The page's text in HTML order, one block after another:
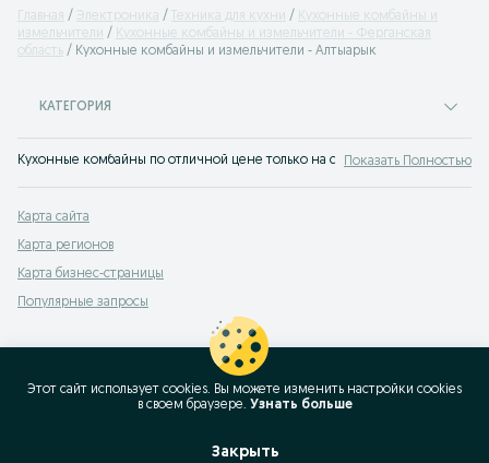
Главная Электроника Техника для кухни
Кухонные комбайны и
измельчители
Кухонные комбайны и измельчители - Ферганская
область
Кухонные комбайны и измельчители - Алтыарык
КАТЕГОРИЯ
Кухонные комбайны по отличной цене только на сайте OLX Алтыарык. Вы
Показать Полностью
Карта сайта
Карта регионов
Карта бизнес-страницы
Популярные запросы
Этот сайт использует cookies. Вы можете изменить настройки cookies
в своeм браузере. Узнать больше
Закрыть